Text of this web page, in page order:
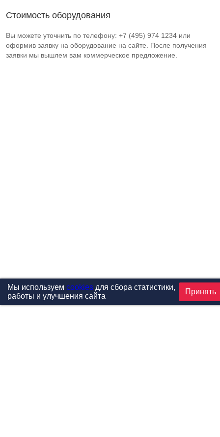
Стоимость оборудования
Вы можете уточнить по телефону: +7 (495) 974 1234 или
оформив заявку на оборудование на сайте. После получения
заявки мы вышлем вам коммерческое предложение.
Мы используем cookiesдля сбора статистики,
работы и улучшения сайта
Принять